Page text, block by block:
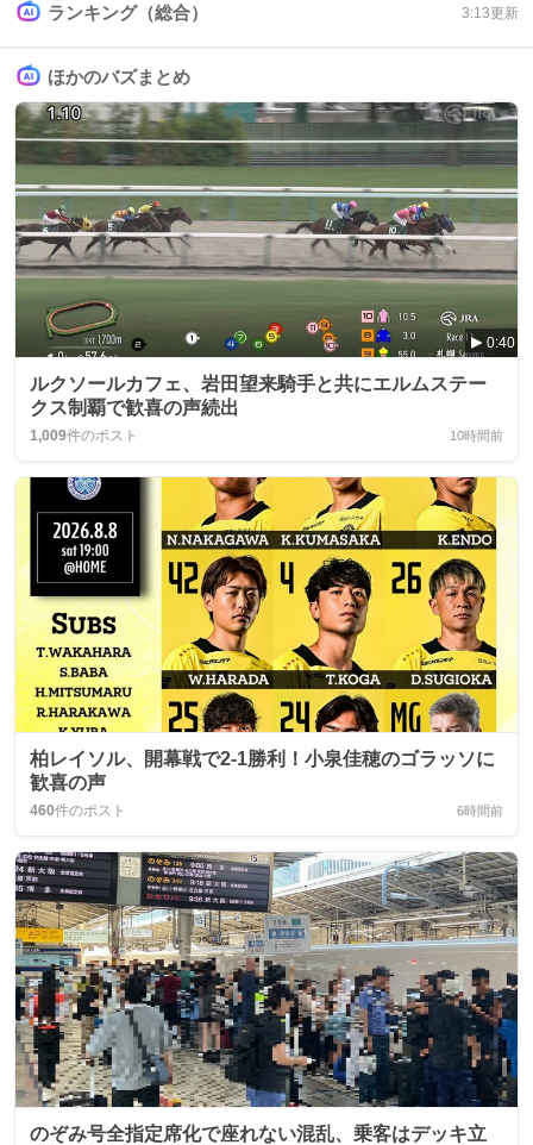
ランキング（総合） 3:13更新
ほかのバズまとめ
0:40
ルクソールカフェ、岩田望来騎手と共にエルムステー
クス制覇で歓喜の声続出
1,009件のポスト 10時間前
柏レイソル、開幕戦で2-1勝利！小泉佳穂のゴラッソに
歓喜の声
460件のポスト 6時間前
のぞみ号全指定席化で座れない混乱、乗客はデッキ立